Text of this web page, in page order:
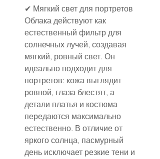
✔ Мягкий свет для портретов
Облака действуют как
естественный фильтр для
солнечных лучей, создавая
мягкий, ровный свет. Он
идеально подходит для
портретов: кожа выглядит
ровной, глаза блестят, а
детали платья и костюма
передаются максимально
естественно. В отличие от
яркого солнца, пасмурный
день исключает резкие тени и